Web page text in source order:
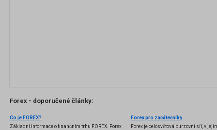
Forex - doporučené články:
Co je FOREX?
Základní informace o finančním trhu FOREX. Forex
Forex pro začátečníky
Forex je celosvětová burzovní síť, v